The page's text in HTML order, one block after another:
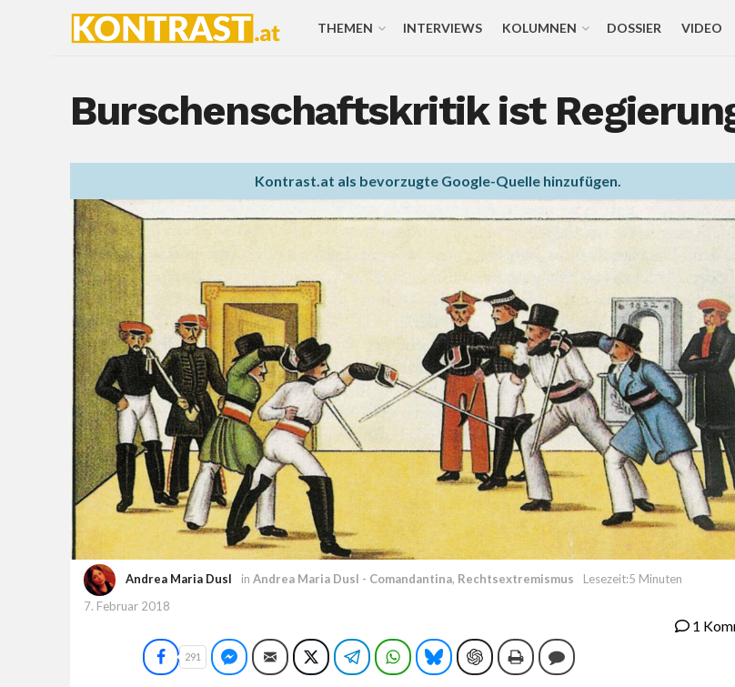
THEMEN INTERVIEWS KOLUMNEN DOSSIER VIDEO
Burschenschaftskritik ist
Kontrast.at als bevorzugte Google-Quelle hinzufügen.
Andrea Maria Dusl in Andrea Maria Dusl - Comandantina, Rechtsextremismus
Lesezeit:5 Minuten
7. Februar 2018
1
Facebook
291 Facebook Messenger
E-Mail TwitterTelegramWhatsAppBlueskyChatGPTDruckenKommentieren